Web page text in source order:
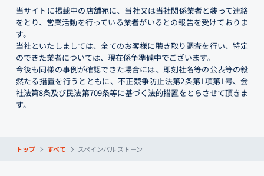
当サイトに掲載中の店舗宛に、当社又は当社関係業者と装って連絡
をとり、営業活動を行っている業者がいるとの報告を受けておりま
す。
当社といたしましては、全てのお客様に聴き取り調査を行い、特定
のできた業者については、現在係争準備中でございます。
今後も同様の事例が確認できた場合には、即刻社名等の公表等の毅
然たる措置を行うとともに、不正競争防止法第2条第1項第1号、会
社法第8条及び民法第709条等に基づく法的措置をとらさせて頂きま
す。
トップ すべて スペインバル ストーン